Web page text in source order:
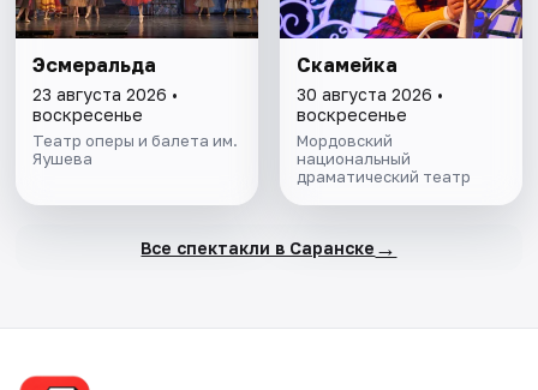
Эсмеральда
23 августа 2026 •
воскресенье
Театр оперы и балета им.
Яушева
Скамейка
30 августа 2026 •
воскресенье
Мордовский
национальный
драматический театр
Все спектакли в Саранске →